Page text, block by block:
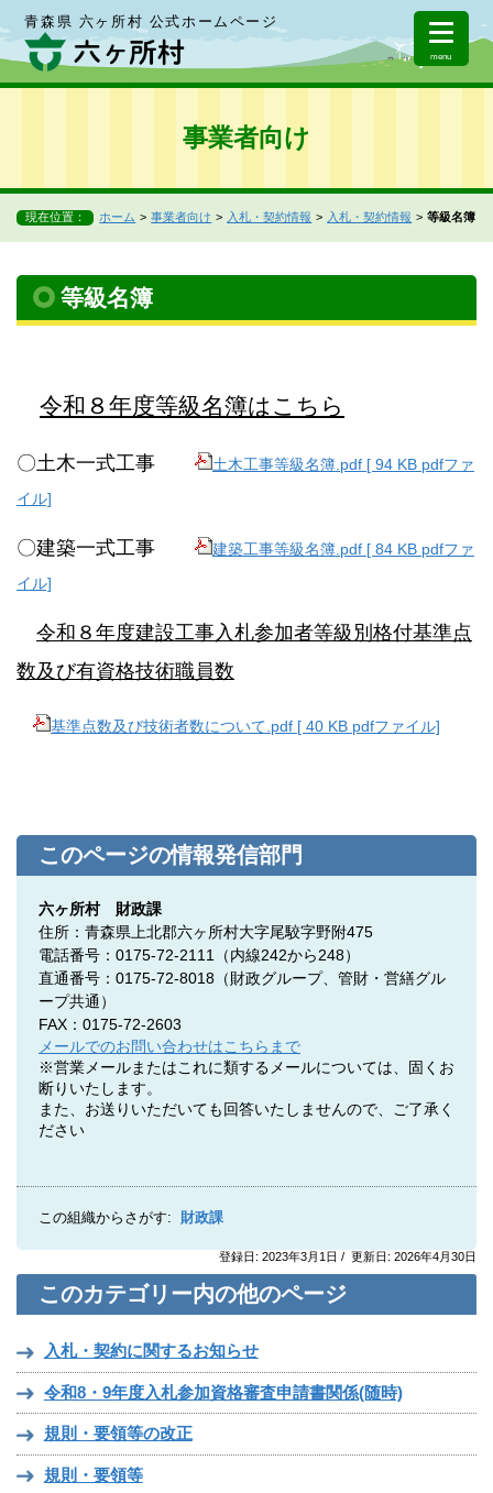
青森県 六ヶ所村 公式ホームページ
menu
事業者向け
現在位置： ホーム 事業者向け 入札・契約情報 入札・契約情報 等級名簿
等級名簿
令和８ 年度等級名簿はこちら
〇土木一式工事
土木工事等級名簿.pdf [ 94 KB pdfファ
イル]
〇建築一式工事
建築工事等級名簿.pdf [ 84 KB pdfファ
イル]
令和８年度建設工事入札参加者等級別格付基準点
数及び有資格技術職員数
基準点数及び技術者数について.pdf [ 40 KB pdfファイル]
このページの情報発信部門
六ヶ所村 財政課
住所：青森県上北郡六ヶ所村大字尾駮字野附475
電話番号：0175-72-2111（内線242から248）
直通番号：0175-72-8018（財政グループ、管財・営繕グル
ープ共通）
FAX：0175-72-2603
メールでのお問い合わせはこちらまで
※営業メールまたはこれに類するメールについては、固くお
断りいたします。
また、お送りいただいても回答いたしませんので、ご了承く
ださい
この組織からさがす: 財政課
登録日: 2023年3月1日 / 更新日: 2026年4月30日
このカテゴリー内の他のページ
入札・契約に関するお知らせ
令和8・9年度入札参加資格審査申請書関係(随時)
規則・要領等の改正
規則・要領等